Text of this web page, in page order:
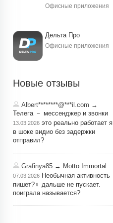
Офисные приложения
Дельта Про
Офисные приложения
Новые отзывы
Albert********@***il.com →
Телега － мессенджер и звонки
13.03.2026 это реально работает я
в шоке видио без задержки
отправил?
Grafinya85 → Motto Immortal
07.03.2026 Необычная активность
пишет?‍♀️ дальше не пускает.
поиграла называется?